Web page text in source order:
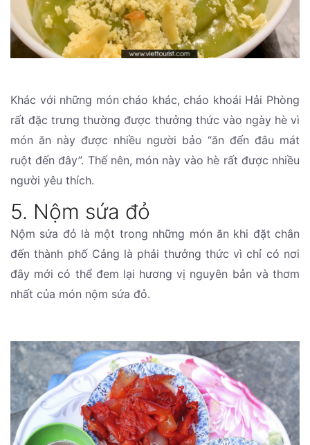
Khác với những món cháo khác, cháo khoái Hải Phòng
rất đặc trưng thường được thưởng thức vào ngày hè vì
món ăn này được nhiều người bảo “ăn đến đâu mát
ruột đến đây”. Thế nên, món này vào hè rất được nhiều
người yêu thích.
5. Nộm sứa đỏ
Nộm sứa đỏ là một trong những món ăn khi đặt chân
đến thành phố Cảng là phải thưởng thức vì chỉ có nơi
đây mới có thể đem lại hương vị nguyên bản và thơm
nhất của món nộm sứa đỏ.